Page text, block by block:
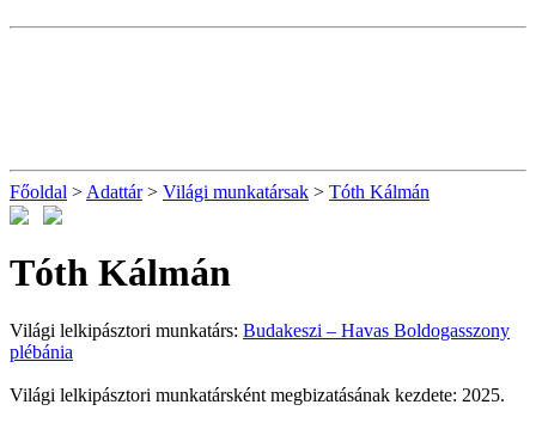
Főoldal > Adattár> Világi munkatársak > Tóth Kálmán
Tóth Kálmán
Világi lelkipásztori munkatárs: Budakeszi – Havas Boldogasszony
plébánia
Világi lelkipásztori munkatársként megbizatásának kezdete: 2025.